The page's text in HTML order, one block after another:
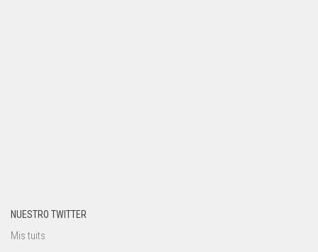
NUESTRO TWITTER
Mis tuits